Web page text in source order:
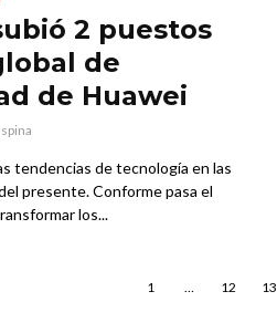
2 puestos
de
de Huawei
tendencias de tecnología en las
presente. Conforme pasa el
los...
1 … 12 13